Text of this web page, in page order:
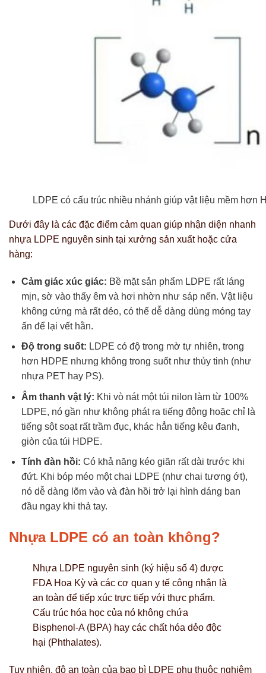
LDPE có cấu trúc nhiều nhánh giúp vật liệu mềm hơn
Dưới đây là các đặc điểm cảm quan giúp nhận diện nhanh
nhựa LDPE nguyên sinh tại xưởng sản xuất hoặc cửa
hàng:
Cảm giác xúc giác: Bề mặt sản phẩm LDPE rất láng
mịn, sờ vào thấy êm và hơi nhờn như sáp nến. Vật liệu
không cứng mà rất dẻo, có thể dễ dàng dùng móng tay
ấn để lại vết hằn.
Độ trong suốt: LDPE có độ trong mờ tự nhiên, trong
hơn HDPE nhưng không trong suốt như thủy tinh (như
nhựa PET hay PS).
Âm thanh vật lý: Khi vò nát một túi nilon làm từ 100%
LDPE, nó gần như không phát ra tiếng động hoặc chỉ là
tiếng sột soạt rất trầm đục, khác hẳn tiếng kêu đanh,
giòn của túi HDPE.
Tính đàn hồi: Có khả năng kéo giãn rất dài trước khi
đứt. Khi bóp méo một chai LDPE (như chai tương ớt),
nó dễ dàng lõm vào và đàn hồi trở lại hình dáng ban
đầu ngay khi thả tay.
Nhựa LDPE có an toàn không?
Nhựa LDPE nguyên sinh (ký hiệu số 4) được
FDA Hoa Kỳ và các cơ quan y tế công nhận là
an toàn để tiếp xúc trực tiếp với thực phẩm.
Cấu trúc hóa học của nó không chứa
Bisphenol-A (BPA) hay các chất hóa dẻo độc
hại (Phthalates).
Tuy nhiên, độ an toàn của bao bì LDPE phụ thuộc nghiêm